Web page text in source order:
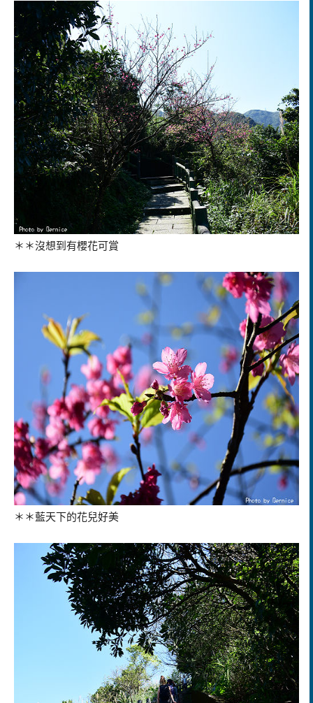
＊＊沒想到有櫻花可賞
＊＊藍天下的花兒好美